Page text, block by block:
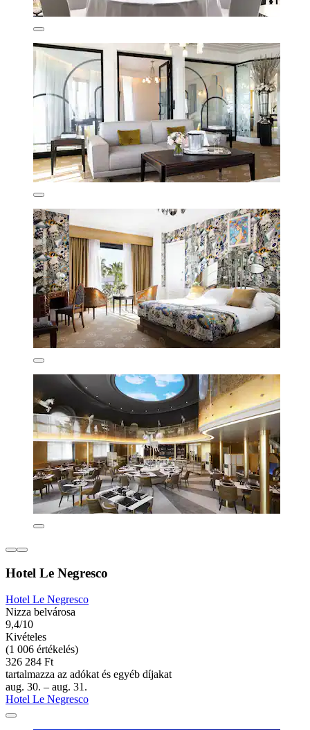
Hotel Le Negresco
Hotel Le Negresco
Nizza belvárosa
9,4/10
Kivételes
(1 006 értékelés)
326 284 Ft
tartalmazza az adókat és egyéb díjakat
aug. 30. – aug. 31.
Hotel Le Negresco